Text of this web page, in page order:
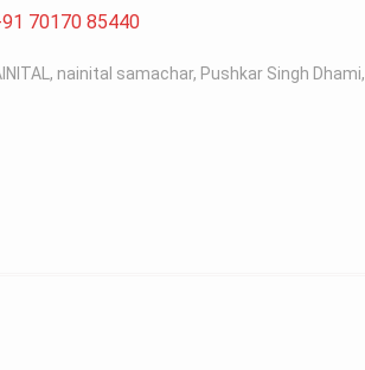
70170 85440
, nainital samachar, Pushkar Singh Dhami,